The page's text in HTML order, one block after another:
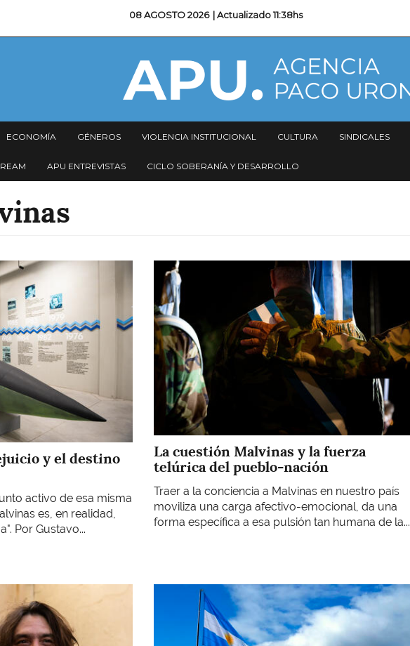
08 AGOSTO 2026 | Actualizado11:38hs
ECONOMÍA GÉNEROS VIOLENCIA INSTITUCIONAL CULTURA SINDICALES
APU ENTREVISTAS CICLO SOBERANÍA Y DESARROLLO
y el destino
activo de esa misma
es, en realidad,
Por Gustavo...
Imagen
La cuestión Malvinas y la fuerza
telúrica del pueblo-nación
Traer a la conciencia a Malvinas en nuestro país
moviliza una carga afectivo-emocional, da una
forma específica a esa pulsión tan humana de la...